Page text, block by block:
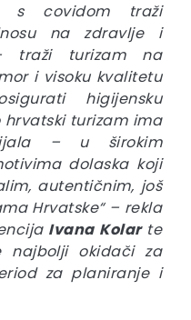
s covidom traži
na zdravlje i
traži turizam na
i visoku kvalitetu
higijensku
hrvatski turizam ima
– u širokim
dolaska koji
autentičnim, još
Hrvatske“ – rekla
Ivana Kolarte
najbolji okidači za
za planiranje i